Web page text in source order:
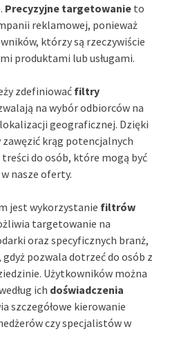
Precyzyjne targetowanie to
reklamowej, ponieważ
którzy są rzeczywiście
produktami lub usługami.
zdefiniować filtry
na wybór odbiorców na
geograficznej. Dzięki
krąg potencjalnych
do osób, które mogą być
nasze oferty.
jest wykorzystanie filtrów
targetowanie na
oraz specyficznych branż,
pozwala dotrzeć do osób z
Użytkowników można
ich doświadczenia
szczegółowe kierowanie
czy specjalistów w